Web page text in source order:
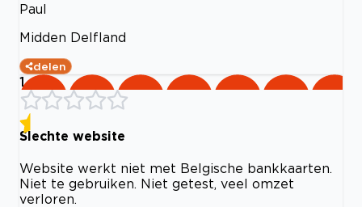
Paul
Midden Delfland
delen
1
Slechte website
Website werkt niet met Belgische bankkaarten.
Niet te gebruiken. Niet getest, veel omzet
verloren.